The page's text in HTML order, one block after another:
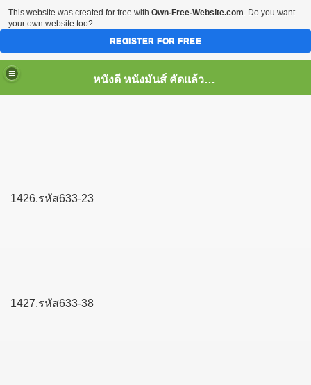
หนังดี หนังมันส์ คัดแล้ว เพื่อคุณ
1426.รหัส633-23
1427.รหัส633-38
This website was created for free with Own-Free-Website.com. Do you want
your own website too?
REGISTER FOR FREE